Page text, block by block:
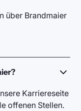
über Brandmaier
Karriereseite
offenen Stellen.